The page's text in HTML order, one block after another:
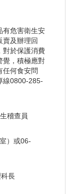
有危害衛生安
賣及辦理回
對於保護消費
覺，積極應對
任何食安問
線0800-285-
稽查員
）或06-
長